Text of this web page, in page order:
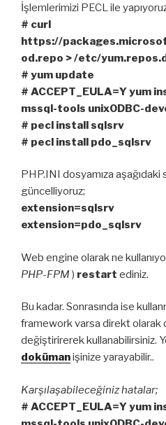
İşlemlerimizi PECL ile
# curl
https://
od.repo > /etc/
# yum update
# ACCEPT_EULA=Y yum
mssql-tools unixODBC-
# pecl install sqlsrv
# pecl install pdo_sqlsrv
PHP.INI dosyamıza aşağıdaki
güncelliyoruz;
extension=sqlsrv
extension=pdo_sqlsrv
Web engine olarak ne
PHP-FPM ) restart ediniz.
Bu kadar. Sonrasında ise
framework varsa direkt olarak
değiştirirerek kullanabilirsiniz.
dokümanişinize yarayabilir..
Karşılaşabileceğiniz hatalar;
# ACCEPT_EULA=Y yum